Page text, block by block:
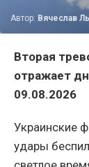
Автор: Вячеслав
Вторая
отражает
09.08.2026
Украинские
удары